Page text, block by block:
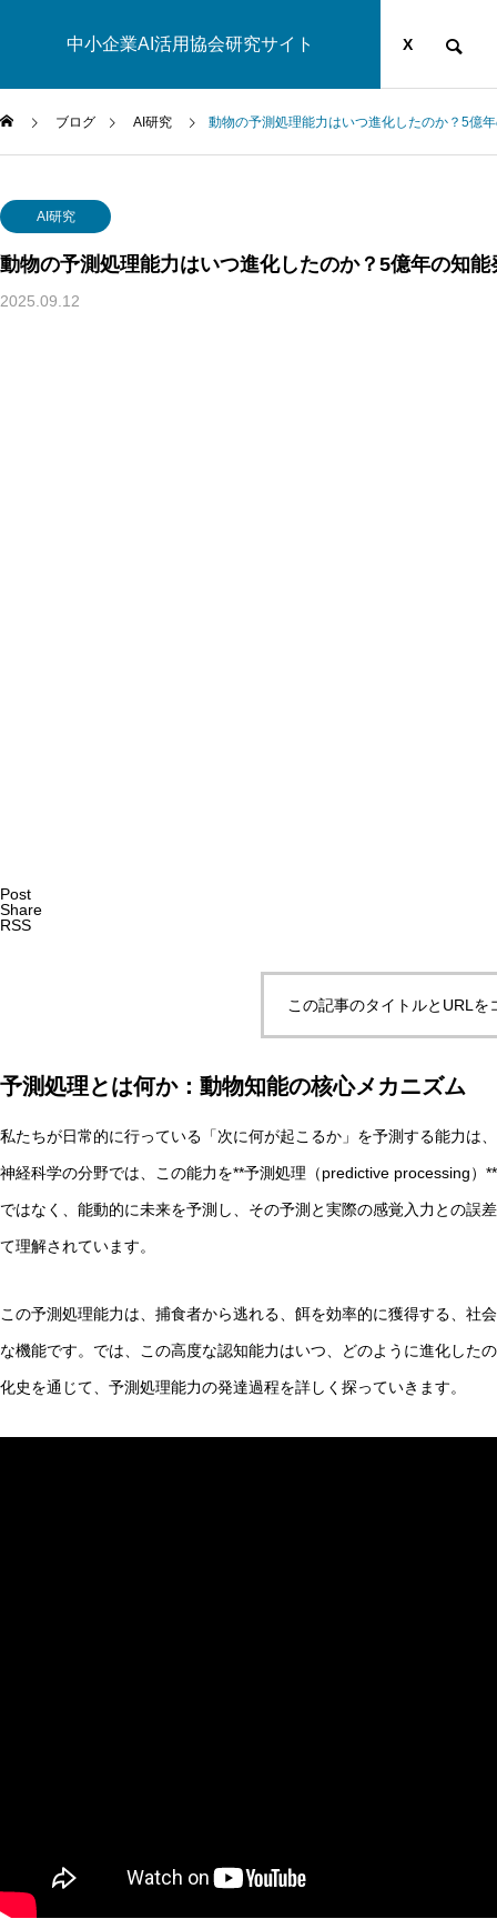
中小企業AI活用協会研究サイト
運営団体 YOUTUBE X
自律型AIエージェントと観測者の違いとは？統一理論枠組
ブログ AI研究 動物の予測処理能力はいつ進化したのか？5億
AI研究
動物の予測処理能力はいつ進化したのか？5億年の知能
2025.09.12
Post
Share
RSS
この記事のタイトルとURLを
予測処理とは何か：動物知能の核心メカニズム
私たちが日常的に行っている「次に何が起こるか」を予測する能力は
神経科学の分野では、この能力を**予測処理（predictive processing）
ではなく、能動的に未来を予測し、その予測と実際の感覚入力との誤
て理解されています。
この予測処理能力は、捕食者から逃れる、餌を効率的に獲得する、社
な機能です。では、この高度な認知能力はいつ、どのように進化した
化史を通じて、予測処理能力の発達過程を詳しく探っていきます。